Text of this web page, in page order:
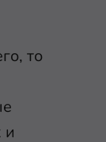
то
и